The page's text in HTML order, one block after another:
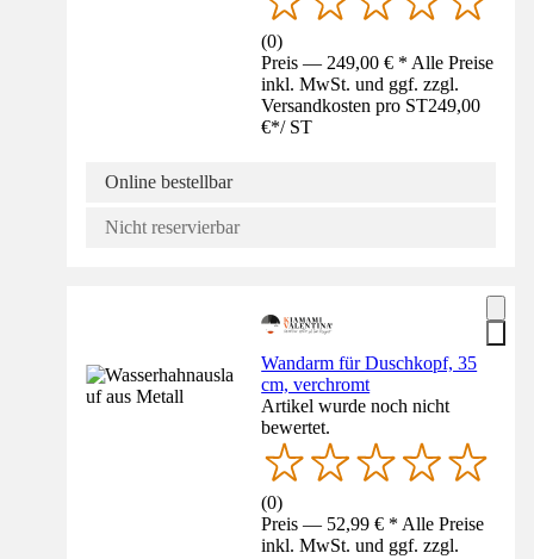
(0)
Preis — 249,00 € * Alle Preise
inkl. MwSt. und ggf. zzgl.
Versandkosten pro ST249,00
€*/ ST
Online bestellbar
Nicht reservierbar
Wandarm für Duschkopf, 35
cm, verchromt
Artikel wurde noch nicht
bewertet.
(0)
Preis — 52,99 € * Alle Preise
inkl. MwSt. und ggf. zzgl.